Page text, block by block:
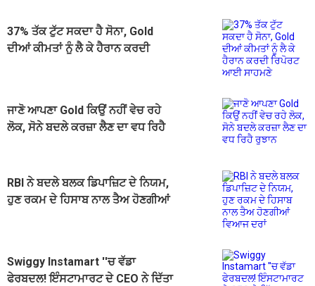
37% ਤੱਕ ਟੁੱਟ ਸਕਦਾ ਹੈ ਸੋਨਾ, Gold
ਦੀਆਂ ਕੀਮਤਾਂ ਨੂੰ ਲੈ ਕੇ ਹੈਰਾਨ ਕਰਦੀ
ਜਾਣੋ ਆਪਣਾ Gold ਕਿਉਂ ਨਹੀਂ ਵੇਚ ਰਹੇ
ਲੋਕ, ਸੋਨੇ ਬਦਲੇ ਕਰਜ਼ਾ ਲੈਣ ਦਾ ਵਧ ਰਿਹੈ
RBI ਨੇ ਬਦਲੇ ਬਲਕ ਡਿਪਾਜ਼ਿਟ ਦੇ ਨਿਯਮ,
ਹੁਣ ਰਕਮ ਦੇ ਹਿਸਾਬ ਨਾਲ ਤੈਅ ਹੋਣਗੀਆਂ
Swiggy Instamart ''ਚ ਵੱਡਾ
ਫੇਰਬਦਲ! ਇੰਸਟਾਮਾਰਟ ਦੇ CEO ਨੇ ਦਿੱਤਾ